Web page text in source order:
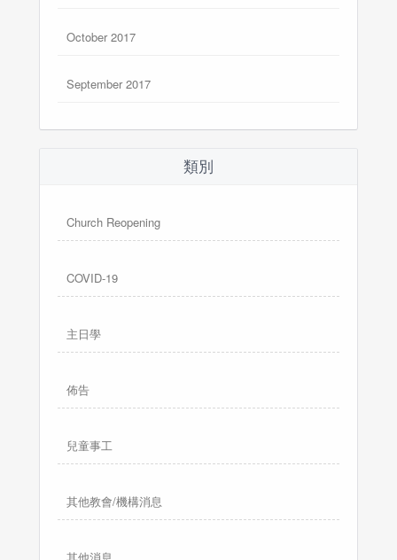
October 2017
September 2017
類別
Church Reopening
COVID-19
主日學
佈告
兒童事工
其他教會/機構消息